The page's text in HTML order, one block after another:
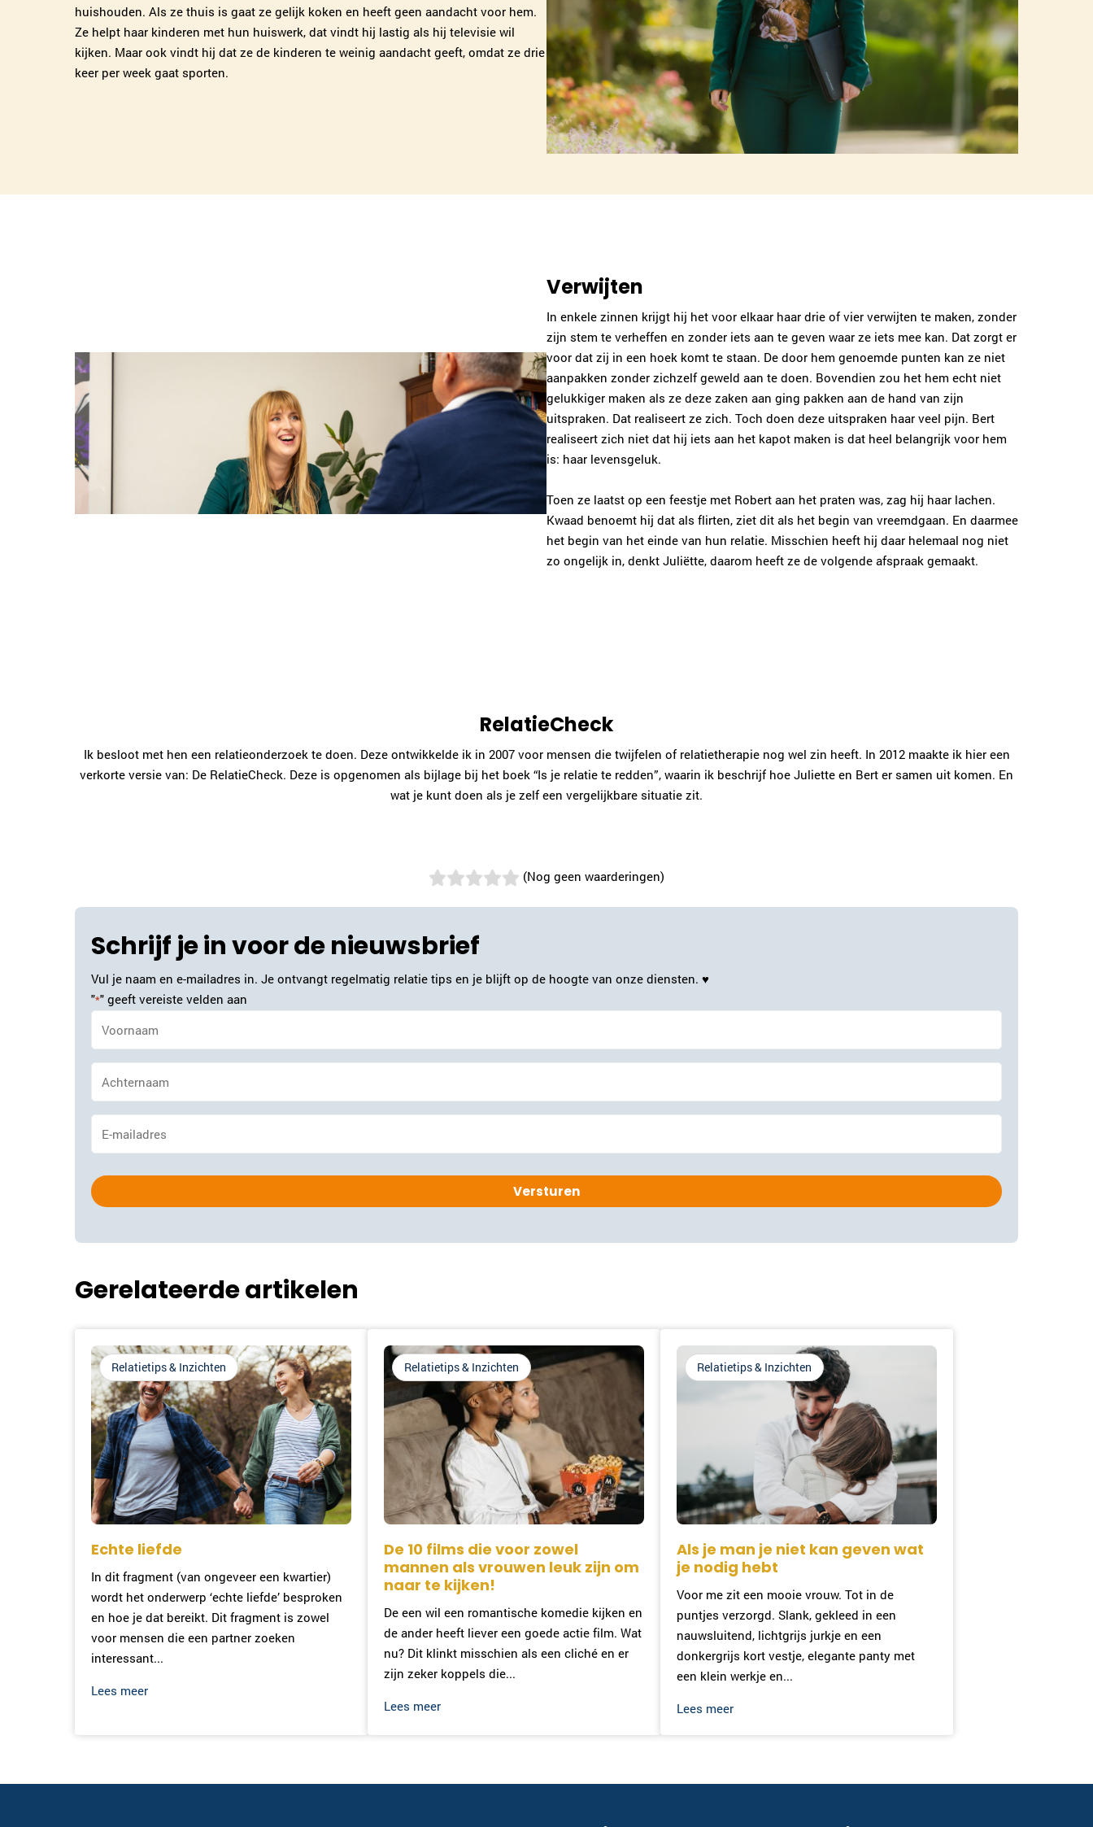
huishouden. Als ze thuis is gaat ze gelijk koken en heeft geen aandacht voor hem.
Ze helpt haar kinderen met hun huiswerk, dat vindt hij lastig als hij televisie wil
kijken. Maar ook vindt hij dat ze de kinderen te weinig aandacht geeft, omdat ze drie
keer per week gaat sporten.
Verwijten
In enkele zinnen krijgt hij het voor elkaar haar drie of vier verwijten te maken, zonder
zijn stem te verheffen en zonder iets aan te geven waar ze iets mee kan. Dat zorgt er
voor dat zij in een hoek komt te staan. De door hem genoemde punten kan ze niet
aanpakken zonder zichzelf geweld aan te doen. Bovendien zou het hem echt niet
gelukkiger maken als ze deze zaken aan ging pakken aan de hand van zijn
uitspraken. Dat realiseert ze zich. Toch doen deze uitspraken haar veel pijn. Bert
realiseert zich niet dat hij iets aan het kapot maken is dat heel belangrijk voor hem
is: haar levensgeluk.
Toen ze laatst op een feestje met Robert aan het praten was, zag hij haar lachen.
Kwaad benoemt hij dat als flirten, ziet dit als het begin van vreemdgaan. En daarmee
het begin van het einde van hun relatie. Misschien heeft hij daar helemaal nog niet
zo ongelijk in, denkt Juliëtte, daarom heeft ze de volgende afspraak gemaakt.
RelatieCheck
Ik besloot met hen een relatieonderzoek te doen. Deze ontwikkelde ik in 2007 voor mensen die twijfelen of relatietherapie nog wel zin heeft. In 2012 maakte ik hier een
verkorte versie van: De RelatieCheck. Deze is opgenomen als bijlage bij het boek “Is je relatie te redden”, waarin ik beschrijf hoe Juliette en Bert er samen uit komen. En
wat je kunt doen als je zelf een vergelijkbare situatie zit.
(Nog geen waarderingen)
Schrijf je in voor de nieuwsbrief
Vul je naam en e-mailadres in. Je ontvangt regelmatig relatie tips en je blijft op de hoogte van onze diensten. ♥
"*" geeft vereiste velden aan
mailadres
Gerelateerde artikelen
Relatietips & Inzichten
Echte liefde
In dit fragment (van ongeveer een kwartier)
wordt het onderwerp ‘echte liefde’ besproken
en hoe je dat bereikt. Dit fragment is zowel
voor mensen die een partner zoeken
interessant...
Lees meer
Relatietips & Inzichten
De 10 films die voor zowel
mannen als vrouwen leuk zijn om
naar te kijken!
De een wil een romantische komedie kijken en
de ander heeft liever een goede actie film. Wat
nu? Dit klinkt misschien als een cliché en er
zijn zeker koppels die...
Lees meer
Relatietips & Inzichten
Als je man je niet kan geven wat
je nodig hebt
Voor me zit een mooie vrouw. Tot in de
puntjes verzorgd. Slank, gekleed in een
nauwsluitend, lichtgrijs jurkje en een
donkergrijs kort vestje, elegante panty met
een klein werkje en...
Lees meer